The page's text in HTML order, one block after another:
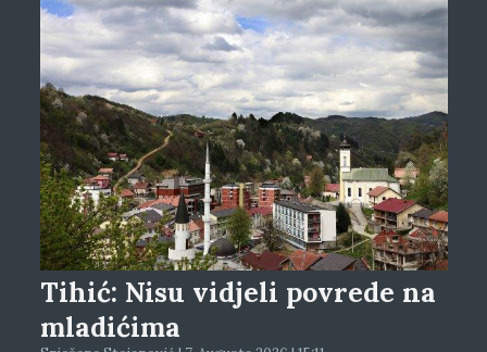
Tihić: Nisu vidjeli povrede na
mladićima